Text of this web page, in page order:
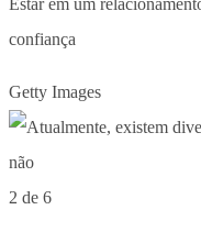
confiança
Getty Images
2 de 6